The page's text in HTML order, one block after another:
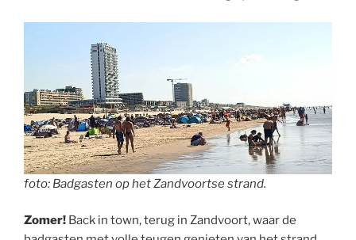
foto: Badgasten op het Zandvoortse strand.
Zomer! Back in town, terug in Zandvoort, waar de